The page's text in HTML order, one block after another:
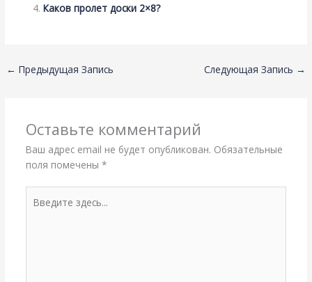
Каков пролет доски 2×8?
← Предыдущая Запись Следующая Запись →
Оставьте комментарий
Ваш адрес email не будет опубликован. Обязательные
поля помечены *
здесь...